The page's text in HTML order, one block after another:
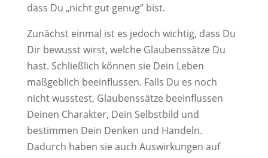
dass Du „nicht gut genug“ bist.
Zunächst einmal ist es jedoch wichtig, dass Du
Dir bewusst wirst, welche Glaubenssätze Du
hast. Schließlich können sie Dein Leben
maßgeblich beeinflussen. Falls Du es noch
nicht wusstest, Glaubenssätze beeinflussen
Deinen Charakter, Dein Selbstbild und
bestimmen Dein Denken und Handeln.
Dadurch haben sie auch Auswirkungen auf